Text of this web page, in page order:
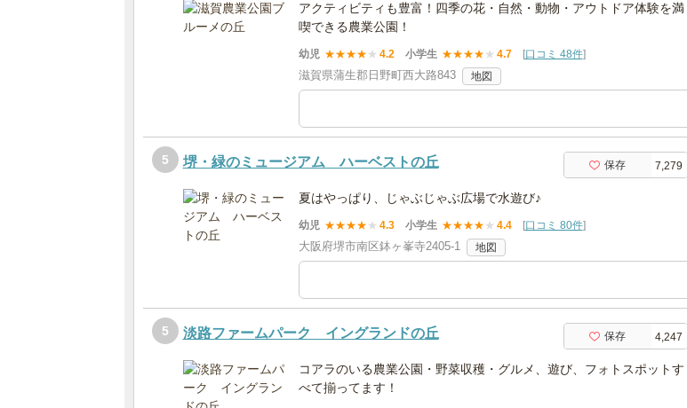
アクティビティも豊富！四季の花・自然・動物・アウトドア体験を満
喫できる農業公園！
幼児 ★★★★ ★ 4.2 小学生 ★★★★ ★ 4.7 [口コミ 48件]
滋賀県蒲生郡日野町西大路843 地図
5 堺・緑のミュージアム ハーベストの丘 保存 7,279
夏はやっぱり、じゃぶじゃぶ広場で水遊び♪
幼児 ★★★★ ★ 4.3 小学生 ★★★★ ★ 4.4 [口コミ 80件]
大阪府堺市南区鉢ヶ峯寺2405-1 地図
5 淡路ファームパーク イングランドの丘 保存 4,247
コアラのいる農業公園・野菜収穫・グルメ、遊び、フォトスポットす
べて揃ってます！